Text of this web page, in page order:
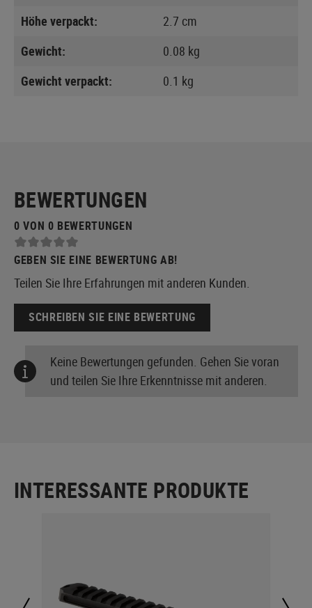
Höhe verpackt:
2.7 cm
Gewicht:
0.08 kg
Gewicht verpackt:
0.1 kg
BEWERTUNGEN
0 VON 0 BEWERTUNGEN
GEBEN SIE EINE BEWERTUNG AB!
Teilen Sie Ihre Erfahrungen mit anderen Kunden.
SCHREIBEN SIE EINE BEWERTUNG
Keine Bewertungen gefunden. Gehen Sie voran
und teilen Sie Ihre Erkenntnisse mit anderen.
INTERESSANTE PRODUKTE